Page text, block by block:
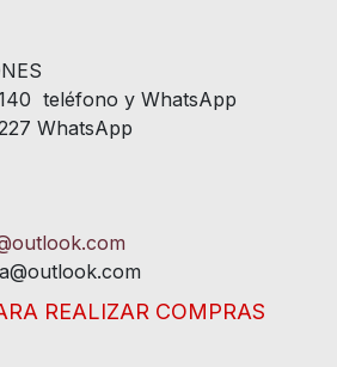
teléfono y WhatsApp
WhatsApp
REALIZAR COMPRAS